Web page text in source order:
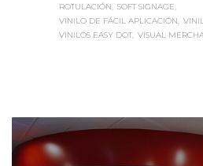
ROTULACIÓN
SOFT SIGNAGE
VINILO DE FÁCIL APLICACIÓN
VINILOS EASY DOT VISUAL